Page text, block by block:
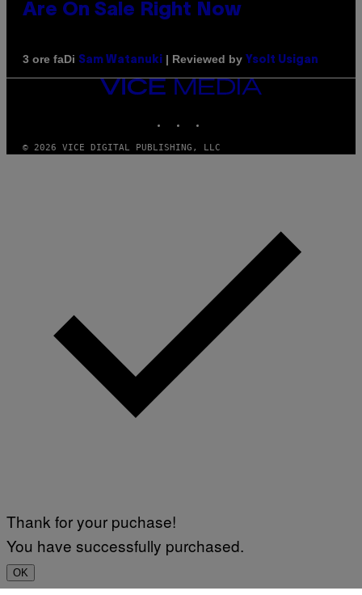
Are On Sale Right Now
3 ore faDi Sam Watanuki | Reviewed by Ysolt Usigan
VICE
MEDIA
© 2026 VICE DIGITAL PUBLISHING, LLC
Thank for your puchase!
You have successfully purchased.
OK